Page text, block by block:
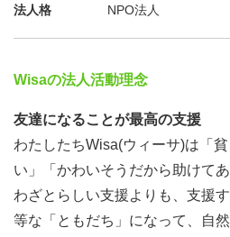
【デジタルスキルの習得】
CanvaやFigmaといった様々なツ
いったリサーチの手法も身につ
【アバター参加の気楽さ】
Clusterというメタバースアプリ
し不要で、空き時間や放課後に
法人格
NPO法人
Wisaの法人活動理念
友達になることが最高の支援
わたしたちWisa(ウィーサ)は「
い」「かわいそうだから助けて
わざとらしい支援よりも、支援
等な「ともだち」になって、自